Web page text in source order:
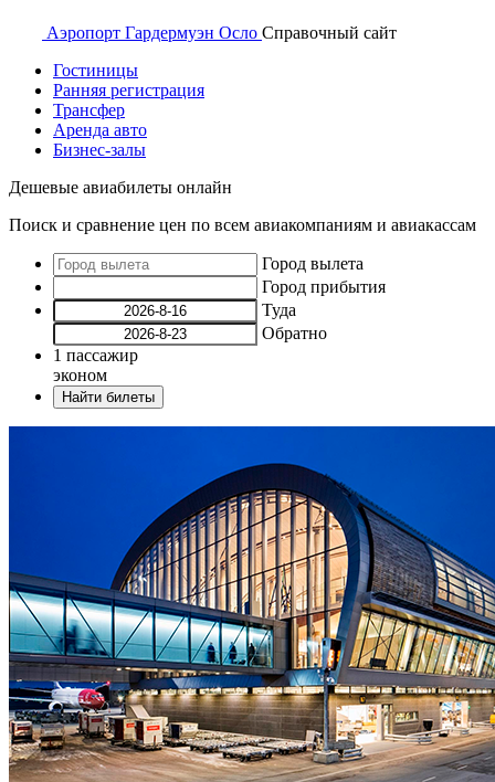
Аэропорт Гардермуэн Осло Справочный сайт
Гостиницы
Ранняя регистрация
Трансфер
Аренда авто
Бизнес-залы
Дешевые авиабилеты онлайн
Поиск и сравнение цен по всем авиакомпаниям и авиакассам
Город вылета
Город прибытия
Туда
Обратно
1 пассажир
эконом
Найти билеты